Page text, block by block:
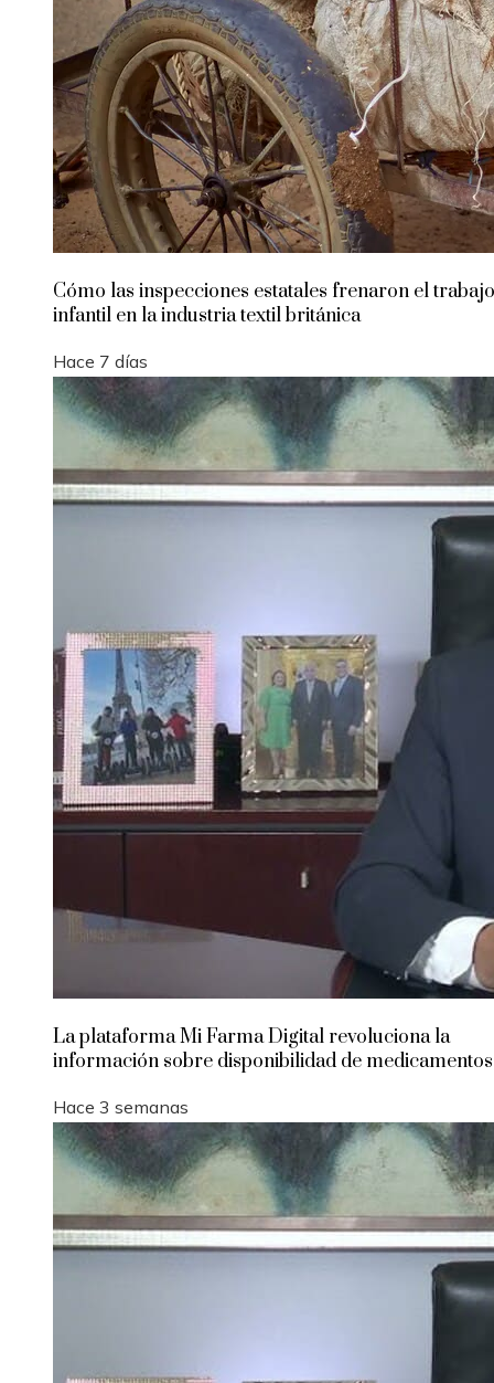
Cómo las inspecciones estatales frenaron el trabajo
infantil en la industria textil británica
Hace 7 días
La plataforma Mi Farma Digital revoluciona la
información sobre disponibilidad de medicamentos
Hace 3 semanas